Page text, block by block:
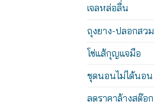
เจลหล่อลื่น
ถุงยาง-ปลอกสวม
โซ่แส้กุญแจมือ
ชุดนอนไม่ได้นอน
ลดราคาล้างสต๊อก